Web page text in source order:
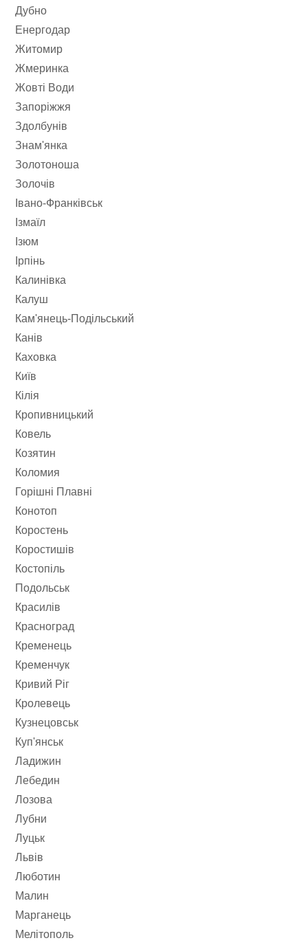
Дубно
Енергодар
Житомир
Жмеринка
Жовті Води
Запоріжжя
Здолбунів
Знам'янка
Золотоноша
Золочів
Івано-Франківськ
Ізмаїл
Ізюм
Ірпінь
Калинівка
Калуш
Кам'янець-Подільський
Канів
Каховка
Київ
Кілія
Кропивницький
Ковель
Козятин
Коломия
Горішні Плавні
Конотоп
Коростень
Коростишів
Костопіль
Подольськ
Красилів
Красноград
Кременець
Кременчук
Кривий Ріг
Кролевець
Кузнецовськ
Куп'янськ
Ладижин
Лебедин
Лозова
Лубни
Луцьк
Львів
Люботин
Малин
Марганець
Мелітополь